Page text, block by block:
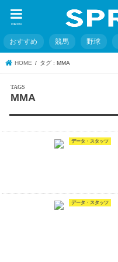
menu
おすすめ 競馬 野球
HOME タグ : MMA
MMA
データ・スタッツ
データ・スタッツ